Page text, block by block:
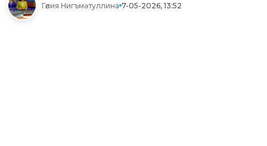
Гөлия Нигъмәтуллина 7-05-2026, 13:52